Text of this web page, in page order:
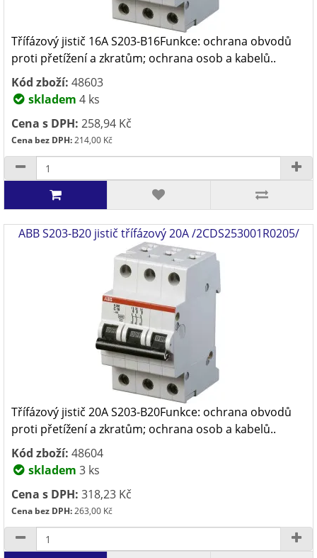
Třífázový jistič 16A S203-B16Funkce: ochrana obvodů
proti přetížení a zkratům; ochrana osob a kabelů..
Kód zboží: 48603
skladem 4 ks
Cena s DPH: 258,94 Kč
Cena bez DPH:214,00 Kč
ABB S203-B20 jistič třífázový 20A /2CDS253001R0205/
Třífázový jistič 20A S203-B20Funkce: ochrana obvodů
proti přetížení a zkratům; ochrana osob a kabelů..
Kód zboží: 48604
skladem 3 ks
Cena s DPH: 318,23 Kč
Cena bez DPH:263,00 Kč